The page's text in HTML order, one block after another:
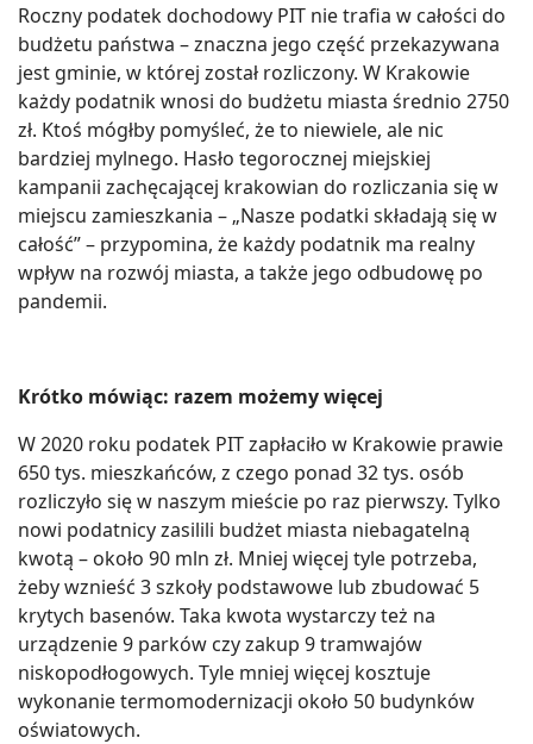
Roczny podatek dochodowy PIT nie trafia w całości do
budżetu państwa – znaczna jego część przekazywana
jest gminie, w której został rozliczony. W Krakowie
każdy podatnik wnosi do budżetu miasta średnio 2750
zł. Ktoś mógłby pomyśleć, że to niewiele, ale nic
bardziej mylnego. Hasło tegorocznej miejskiej
kampanii zachęcającej krakowian do rozliczania się w
miejscu zamieszkania – „Nasze podatki składają się w
całość” – przypomina, że każdy podatnik ma realny
wpływ na rozwój miasta, a także jego odbudowę po
pandemii.
Krótko mówiąc: razem możemy więcej
W 2020 roku podatek PIT zapłaciło w Krakowie prawie
650 tys. mieszkańców, z czego ponad 32 tys. osób
rozliczyło się w naszym mieście po raz pierwszy. Tylko
nowi podatnicy zasilili budżet miasta niebagatelną
kwotą – około 90 mln zł. Mniej więcej tyle potrzeba,
żeby wznieść 3 szkoły podstawowe lub zbudować 5
krytych basenów. Taka kwota wystarczy też na
urządzenie 9 parków czy zakup 9 tramwajów
niskopodłogowych. Tyle mniej więcej kosztuje
wykonanie termomodernizacji około 50 budynków
oświatowych.